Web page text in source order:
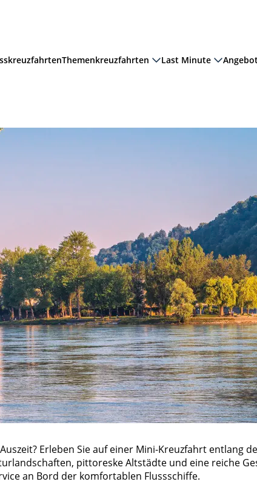
Themenkreuzfahrten Last Minute
Erleben Sie auf einer Mini-Kreuzfahrt entlang
pittoreske Altstädte und eine reiche
an Bord der komfortablen Flussschiffe.